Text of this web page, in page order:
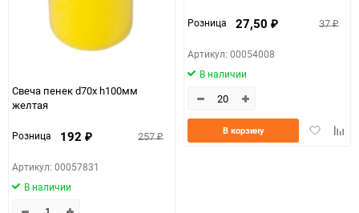
Свеча пенек d70х h100мм
желтая
Розница 192 ₽ 257₽
Артикул: 00057831
В наличии
Розница 27,50 ₽ 37₽
Артикул: 00054008
В наличии
Добавить
В корзину